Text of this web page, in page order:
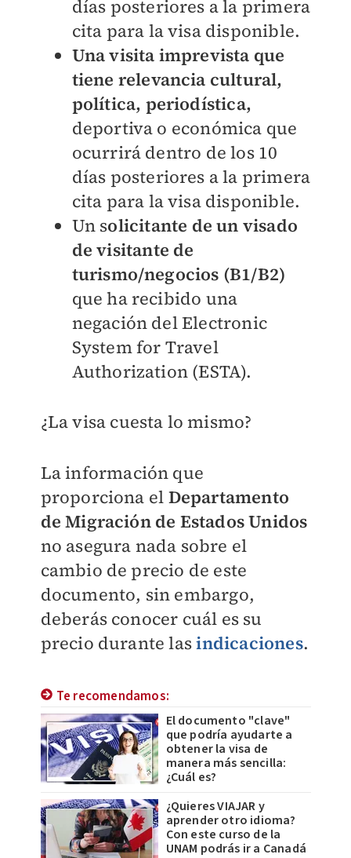
días posteriores a la primera
cita para la visa disponible.
Una visita imprevista que
tiene relevancia cultural,
política, periodística,
deportiva o económica que
ocurrirá dentro de los 10
días posteriores a la primera
cita para la visa disponible.
Un solicitante de un visado
de visitante de
turismo/negocios (B1/B2)
que ha recibido una
negación del Electronic
System for Travel
Authorization (ESTA).
¿La visa cuesta lo mismo?
La información que
proporciona el Departamento
de Migración de Estados Unidos
no asegura nada sobre el
cambio de precio de este
documento, sin embargo,
deberás conocer cuál es su
precio durante lasindicaciones.
Te recomendamos:
El documento "clave"
que podría ayudarte a
obtener la visa de
manera más sencilla:
¿Cuál es?
¿Quieres VIAJAR y
aprender otro idioma?
Con este curso de la
UNAM podrás ir a Canadá